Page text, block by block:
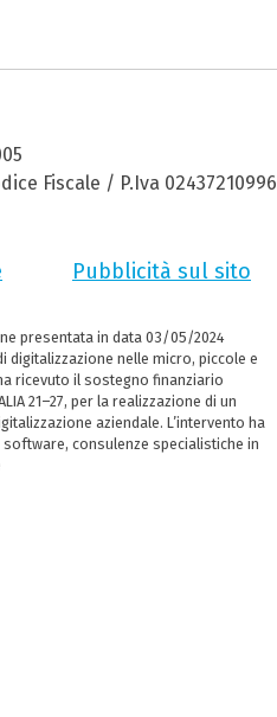
Fiscale / P.Iva 02437210996
Pubblicità sul sito
presentata in data 03/05/2024
digitalizzazione nelle micro, piccole e
ricevuto il sostegno finanziario
21–27, per la realizzazione di un
aziendale. L’intervento ha
consulenze specialistiche in